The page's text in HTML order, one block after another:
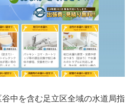
中を含む足立区全域の水道局指